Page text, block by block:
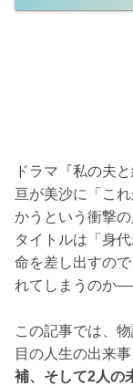
ドラマ『私の夫
亘が美沙に「こ
かうという衝撃
タイトルは「身
命を差し出すの
れてしまうのか
この記事では、
目の人生の出来事
補、そして2人の